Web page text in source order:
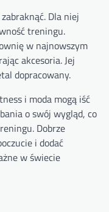
Dla niej
treningu.
w najnowszym
akcesoria. Jej
dopracowany.
i moda mogą iść
o swój wygląd, co
Dobrze
i dodać
w świecie